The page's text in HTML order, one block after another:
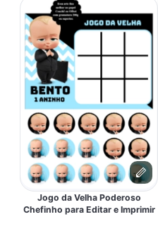
Jogo da Velha Poderoso
Chefinho para Editar e Imprimir